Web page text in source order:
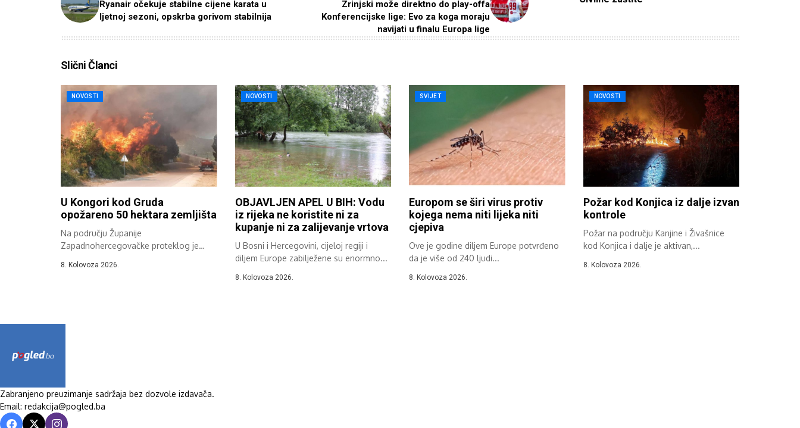
Ryanair očekuje stabilne cijene karata u
ljetnoj sezoni, opskrba gorivom stabilnija
Zrinjski može direktno do play-offa
Konferencijske lige: Evo za koga moraju
navijati u finalu Europa lige
Slični Članci
NOVOSTI
U Kongori kod Gruda
opožareno 50 hektara zemljišta
Na području Županije
Zapadnohercegovačke proteklog je
otvorenom,...
8. Kolovoza 2026.
NOVOSTI
OBJAVLJEN APEL U BIH: Vodu
iz rijeka ne koristite ni za
kupanje ni za zalijevanje vrtova
U Bosni i Hercegovini, cijeloj regiji i
diljem Europe zabilježene su enormno...
8. Kolovoza 2026.
SVIJET
Europom se širi virus protiv
kojega nema niti lijeka niti
cjepiva
Ove je godine diljem Europe potvrđeno
da je više od 240 ljudi...
8. Kolovoza 2026.
NOVOSTI
Požar kod Konjica iz dalje izvan
kontrole
Požar na području Kanjine i Živašnice
kod Konjica i dalje je aktivan,...
8. Kolovoza 2026.
Zabranjeno preuzimanje sadržaja bez dozvole izdavača.
Email: redakcija@pogled.ba